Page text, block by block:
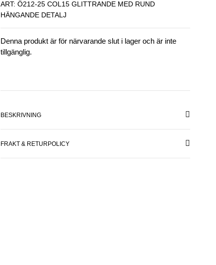
ART: Ö212-25 COL15 GLITTRANDE MED RUND
HÄNGANDE DETALJ
Denna produkt är för närvarande slut i lager och är inte
tillgänglig.
BESKRIVNING
FRAKT & RETURPOLICY